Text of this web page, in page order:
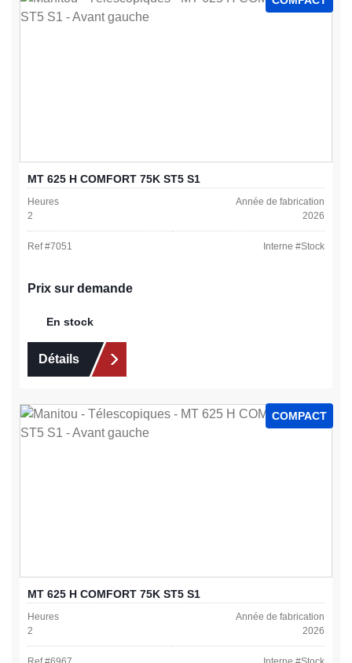
MT 625 H COMFORT 75K ST5 S1
Heures
2
Année de fabrication
2026
Ref #7051 Interne #Stock
Prix sur demande
En stock
Détails
COMPACT
MT 625 H COMFORT 75K ST5 S1
Heures
2
Année de fabrication
2026